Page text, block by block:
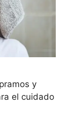
y
el cuidado